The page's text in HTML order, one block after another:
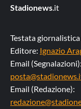
Stadionews.it
Testata
Editore: Ignazio
Email (Segnalazioni):
Email (Redazione):